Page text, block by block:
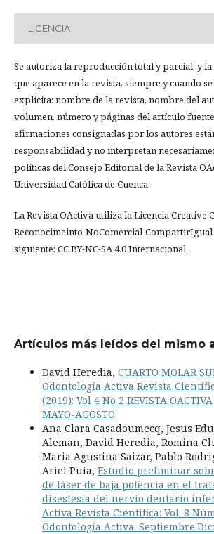
LICENCIA
Se autoriza la reproducción total y parcial, y
que aparece en la revista, siempre y cuando
explícita: nombre de la revista, nombre del
volumen, número y páginas del artículo
afirmaciones consignadas por los autores
responsabilidad y no interpretan
políticas del Consejo Editorial de la Revista
Universidad Católica de Cuenca.
La Revista OActiva utiliza la Licencia Creative
Reconocimeinto-NoComercial-CompartirIgual
siguiente: CC BY-NC-SA 4.0 Internacional.
Artículos más leídos del mismo
David Heredia, CUARTO MOLAR
Odontología Activa Revista
(2019): Vol 4 No 2 REVISTA
MAYO-AGOSTO
Ana Clara Casadoumecq, Jesus
Aleman, David Heredia, Romina
Maria Agustina Saizar, Pablo
Ariel Puia, Estudio preliminar
de láser de baja potencia en el
disestesia del nervio dentario
Activa Revista Científica: Vol. 8
Odontología Activa.